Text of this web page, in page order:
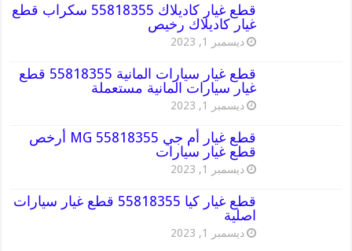
قطع غيار كاديلاك 55818355 سكراب قطع
غيار كاديلاك رخيص
ديسمبر 1, 2023
قطع غيار سيارات المانية 55818355 قطع
غيار سيارات المانية مستعملة
ديسمبر 1, 2023
قطع غيار أم جي MG 55818355 أرخص
قطع غيار سيارات
ديسمبر 1, 2023
قطع غيار كيا 55818355 قطع غيار سيارات
اصلية
ديسمبر 1, 2023